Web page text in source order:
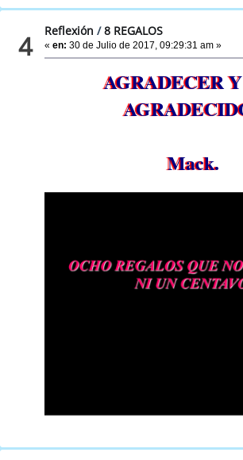
4 Reflexión /8 REGALOS
«en: 30 de Julio de 2017, 09:29:31 am »
AGRADECER
Mack.